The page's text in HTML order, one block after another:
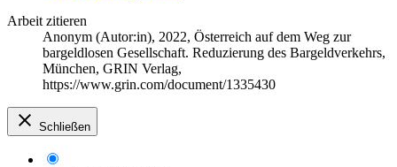
Arbeit zitieren
Anonym (Autor:in), 2022, Österreich auf dem Weg zur
bargeldlosen Gesellschaft. Reduzierung des Bargeldverkehrs,
München, GRIN Verlag,
https://www.grin.com/document/1335430
Schließen